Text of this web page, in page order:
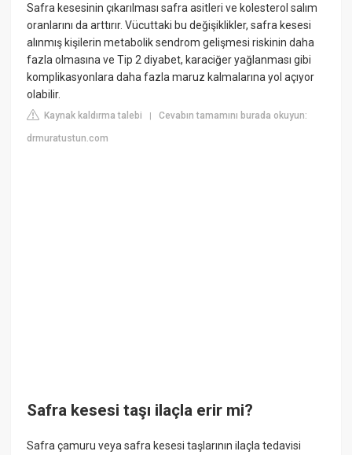
Safra kesesinin çıkarılması safra asitleri ve kolesterol salım
oranlarını da arttırır. Vücuttaki bu değişiklikler, safra kesesi
alınmış kişilerin metabolik sendrom gelişmesi riskinin daha
fazla olmasına ve Tip 2 diyabet, karaciğer yağlanması gibi
komplikasyonlara daha fazla maruz kalmalarına yol açıyor
olabilir.
Kaynak kaldırma talebi |Cevabın tamamını burada okuyun:
drmuratustun.com
Safra kesesi taşı ilaçla erir mi?
Safra çamuru veya safra kesesi taşlarının ilaçla tedavisi